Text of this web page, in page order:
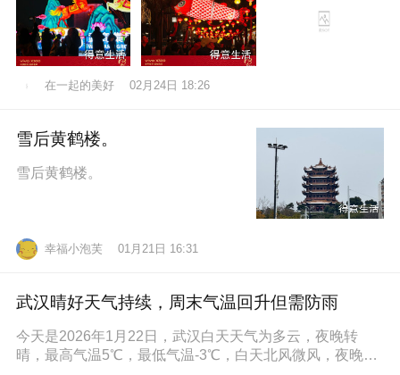
在一起的美好 02月24日 18:26
雪后黄鹤楼。
雪后黄鹤楼。
幸福小泡芙 01月21日 16:31
武汉晴好天气持续，周末气温回升但需防雨
今天是2026年1月22日，武汉白天天气为多云，夜晚转
晴，最高气温5℃，最低气温-3℃，白天北风微风，夜晚东